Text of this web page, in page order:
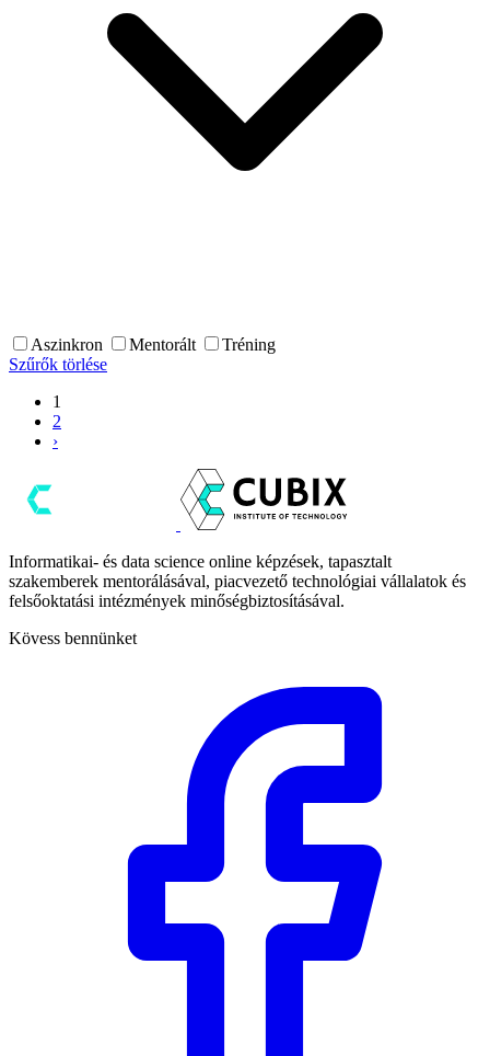
Aszinkron Mentorált
Tréning
Szűrők törlése
1
2
›
Informatikai- és data science online képzések, tapasztalt
szakemberek mentorálásával, piacvezető technológiai vállalatok és
felsőoktatási intézmények minőségbiztosításával.
Kövess bennünket